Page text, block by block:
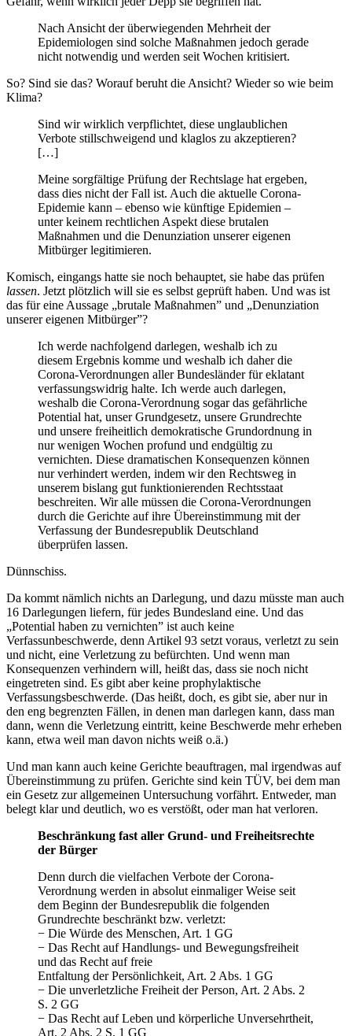
Nach Ansicht der überwiegenden Mehrheit der
Epidemiologen sind solche Maßnahmen jedoch gerade
nicht notwendig und werden seit Wochen kritisiert.
So? Sind sie das? Worauf beruht die Ansicht? Wieder so wie beim
Klima?
Sind wir wirklich verpflichtet, diese unglaublichen
Verbote stillschweigend und klaglos zu akzeptieren?
[…]
Meine sorgfältige Prüfung der Rechtslage hat ergeben,
dass dies nicht der Fall ist. Auch die aktuelle Corona-
Epidemie kann – ebenso wie künftige Epidemien –
unter keinem rechtlichen Aspekt diese brutalen
Maßnahmen und die Denunziation unserer eigenen
Mitbürger legitimieren.
Komisch, eingangs hatte sie noch behauptet, sie habe das prüfen
lassen. Jetzt plötzlich will sie es selbst geprüft haben. Und was ist
das für eine Aussage „brutale Maßnahmen” und „Denunziation
unserer eigenen Mitbürger”?
Ich werde nachfolgend darlegen, weshalb ich zu
diesem Ergebnis komme und weshalb ich daher die
Corona-Verordnungen aller Bundesländer für eklatant
verfassungswidrig halte. Ich werde auch darlegen,
weshalb die Corona-Verordnung sogar das gefährliche
Potential hat, unser Grundgesetz, unsere Grundrechte
und unsere freiheitlich demokratische Grundordnung in
nur wenigen Wochen profund und endgültig zu
vernichten. Diese dramatischen Konsequenzen können
nur verhindert werden, indem wir den Rechtsweg in
unserem bislang gut funktionierenden Rechtsstaat
beschreiten. Wir alle müssen die Corona-Verordnungen
durch die Gerichte auf ihre Übereinstimmung mit der
Verfassung der Bundesrepublik Deutschland
überprüfen lassen.
Dünnschiss.
Da kommt nämlich nichts an Darlegung, und dazu müsste man auch
16 Darlegungen liefern, für jedes Bundesland eine. Und das
„Potential haben zu vernichten” ist auch keine
Verfassunbeschwerde, denn Artikel 93 setzt voraus, verletzt zu sein
und nicht, eine Verletzung zu befürchten. Und wenn man
Konsequenzen verhindern will, heißt das, dass sie noch nicht
eingetreten sind. Es gibt aber keine prophylaktische
Verfassungsbeschwerde. (Das heißt, doch, es gibt sie, aber nur in
den eng begrenzten Fällen, in denen man darlegen kann, dass man
dann, wenn die Verletzung eintritt, keine Beschwerde mehr erheben
kann, etwa weil man davon nichts weiß o.ä.)
Und man kann auch keine Gerichte beauftragen, mal irgendwas auf
Übereinstimmung zu prüfen. Gerichte sind kein TÜV, bei dem man
ein Gesetz zur allgemeinen Untersuchung vorfährt. Entweder, man
belegt klar und deutlich, wo es verstößt, oder man hat verloren.
Beschränkung fast aller Grund- und Freiheitsrechte
der Bürger
Denn durch die vielfachen Verbote der Corona-
Verordnung werden in absolut einmaliger Weise seit
dem Beginn der Bundesrepublik die folgenden
Grundrechte beschränkt bzw. verletzt:
− Die Würde des Menschen, Art. 1 GG
− Das Recht auf Handlungs- und Bewegungsfreiheit
und das Recht auf freie
Entfaltung der Persönlichkeit, Art. 2 Abs. 1 GG
− Die unverletzliche Freiheit der Person, Art. 2 Abs. 2
S. 2 GG
− Das Recht auf Leben und körperliche Unversehrtheit,
Art. 2 Abs. 2 S. 1 GG